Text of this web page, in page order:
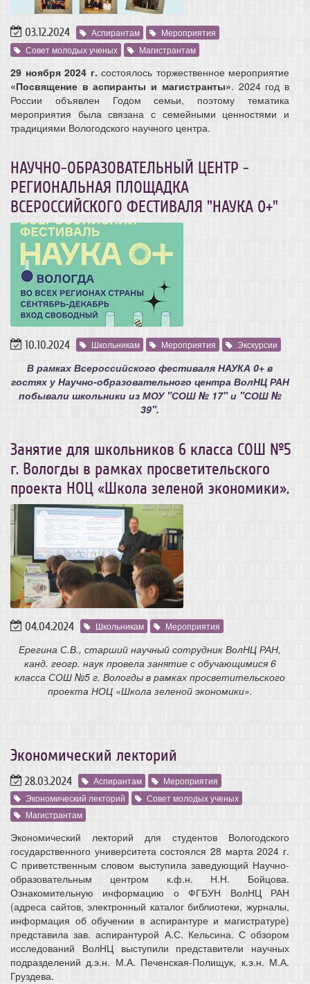
03.12.2024 Аспирантам
Мероприятия
Совет молодых ученых
Магистрантам
29 ноября 2024 г. состоялось торжественное мероприятие
«Посвящение в аспиранты и магистранты». 2024 год в
России объявлен Годом семьи, поэтому тематика
мероприятия была связана с семейными ценностями и
традициями Вологодского научного центра.
НАУЧНО-ОБРАЗОВАТЕЛЬНЫЙ ЦЕНТР -
РЕГИОНАЛЬНАЯ ПЛОЩАДКА
ВСЕРОССИЙСКОГО ФЕСТИВАЛЯ "НАУКА 0+"
10.10.2024 Школьникам Мероприятия Экскурсии
В рамках Всероссийского фестиваля НАУКА 0+ в
гостях у Научно-образовательного центра ВолНЦ РАН
побывали школьники из МОУ "СОШ № 17" и "СОШ №
39".
Занятие для школьников 6 класса СОШ №5
г. Вологды в рамках просветительского
проекта НОЦ «Школа зеленой экономики».
04.04.2024 Школьникам Мероприятия
Ерегина С.В., старший научный сотрудник ВолНЦ РАН,
канд. геогр. наук провела занятие с обучающимися 6
класса СОШ №5 г. Вологды в рамках просветительского
проекта НОЦ «Школа зеленой экономики».
Экономический лекторий
28.03.2024 Аспирантам
Мероприятия
Экономический лекторий
Совет молодых ученых
Магистрантам
Экономический лекторий для студентов Вологодского
государственного университета состоялся 28 марта 2024 г.
С приветственным словом выступила заведующий Научно-
образовательным центром к.ф.н. Н.Н. Бойцова.
Ознакомительную информацию о ФГБУН ВолНЦ РАН
(адреса сайтов, электронный каталог библиотеки, журналы,
информация об обучении в аспирантуре и магистратуре)
представила зав. аспирантурой А.С. Кельсина. С обзором
исследований ВолНЦ выступили представители научных
подразделений д.э.н. М.А. Печенская-Полищук, к.э.н. М.А.
Груздева.